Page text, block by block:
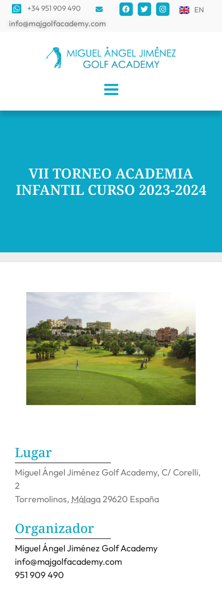
+34 951 909 490
info@majgolfacademy.com
EN
VII TORNEO ACADEMIA
INFANTIL CURSO 2023-2024
Lugar
Miguel Ángel Jiménez Golf Academy, C/ Corelli,
2
Torremolinos, Málaga29620 España
Organizador
Miguel Ángel Jiménez Golf Academy
info@majgolfacademy.com
951 909 490